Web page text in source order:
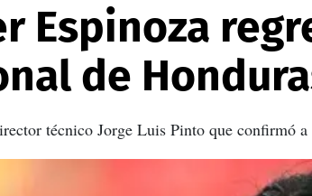
Espinoza
de
técnico Jorge Luis Pinto que confirmó